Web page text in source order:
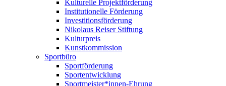
Kulturelle Projektförderung
Institutionelle Förderung
Investitionsförderung
Nikolaus Reiser Stiftung
Kulturpreis
Kunstkommission
Sportbüro
Sportförderung
Sportentwicklung
Sportmeister*innen-Ehrung